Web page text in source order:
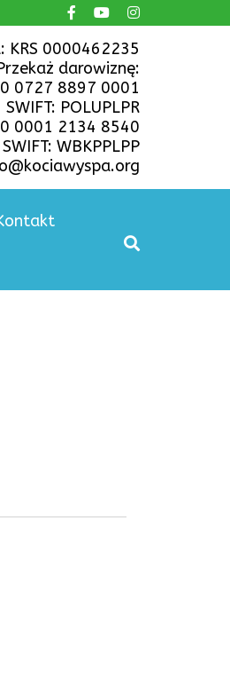
KRS 0000462235
darowiznę:
0727 8897 0001
SWIFT: POLUPLPR
0001 2134 8540
SWIFT: WBKPPLPP